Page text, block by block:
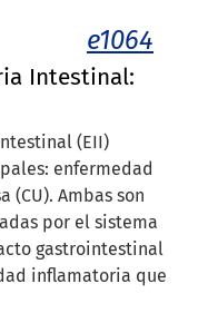
e1064
Intestinal:
(EII)
enfermedad
(CU). Ambas son
por el sistema
gastrointestinal
inflamatoria que